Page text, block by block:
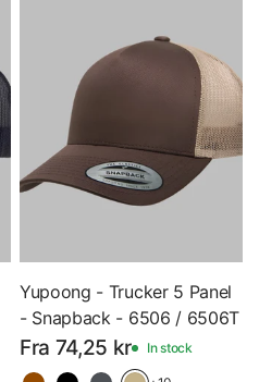
Yupoong - Trucker 5 Panel
- Snapback - 6506 / 6506T
Fra 74,25 kr In stock